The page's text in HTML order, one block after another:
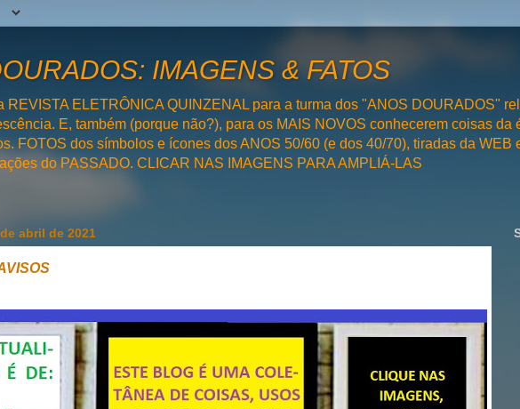
IMAGENS & FATOS
REVISTA ELETRÔNICA QUINZENAL para a turma dos "ANOS DOURADOS"
E, também (porque não?), para os MAIS NOVOS conhecerem coisas da
FOTOS dos símbolos e ícones dos ANOS 50/60 (e dos 40/70), tiradas da WEB
do PASSADO. CLICAR NAS IMAGENS PARA AMPLIÁ-LAS
abril de 2021